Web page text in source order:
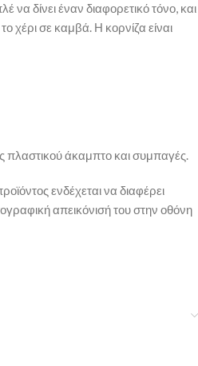
δίνει έναν διαφορετικό τόνο, και
χέρι σε καμβά. Η κορνίζα είναι
πλαστικού άκαμπτο και συμπαγές.
ενδέχεται να διαφέρει
απεικόνισή του στην οθόνη